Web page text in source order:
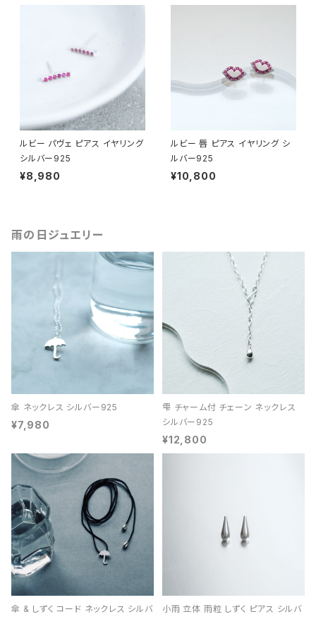
ルビー パヴェ ピアス イヤリング
シルバー925
¥8,980
ルビー 唇 ピアス イヤリング シ
ルバー925
¥10,800
雨の日ジュエリー
傘 ネックレス シルバー925
¥7,980
雫 チャーム付 チェーン ネックレス
シルバー925
¥12,800
傘 & しずく コード ネックレス シルバ
小雨 立体 雨粒 しずく ピアス シルバ